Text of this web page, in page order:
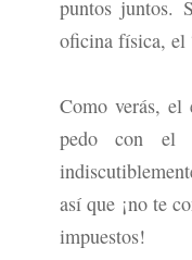
puntos juntos.
oficina física, el
Como verás,
pedo con el
así que ¡no te
impuestos!